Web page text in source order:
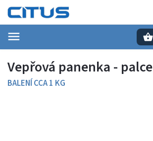
Vepřová panenka - palce
BALENÍ CCA 1 KG